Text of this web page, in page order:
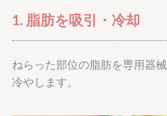
1. 脂肪を吸引・冷却
ねらった部位の脂肪を専用器
冷やします。